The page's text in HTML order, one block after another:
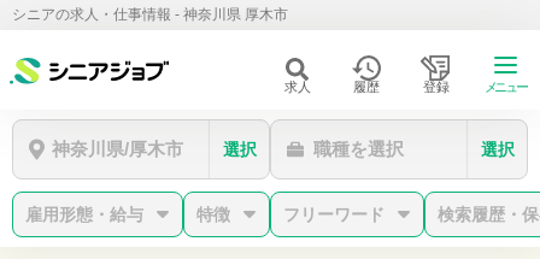
シニアの求人・仕事情報 - 神奈川県 厚木市
求人 履歴 登録 メニュー
神奈川県/厚木市 選択 職種を選択 選択
雇用形態・給与 特徴 フリーワード 検索履歴・